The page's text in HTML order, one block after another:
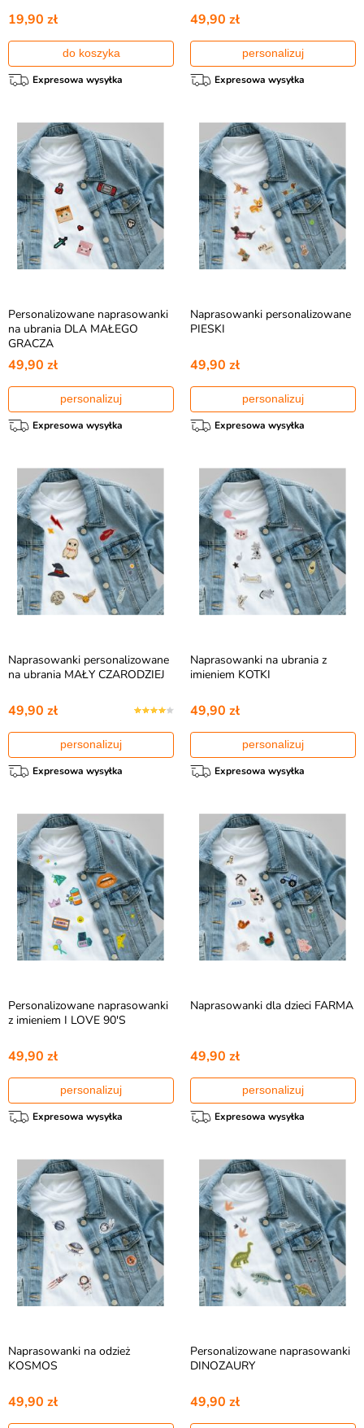
19,90 zł
do koszyka
Expresowa wysyłka
49,90 zł
personalizuj
Expresowa wysyłka
Personalizowane naprasowanki
na ubrania DLA MAŁEGO
GRACZA
49,90 zł
personalizuj
Expresowa wysyłka
Naprasowanki personalizowane
PIESKI
49,90 zł
personalizuj
Expresowa wysyłka
Naprasowanki personalizowane
na ubrania MAŁY CZARODZIEJ
49,90 zł
personalizuj
Expresowa wysyłka
Naprasowanki na ubrania z
imieniem KOTKI
49,90 zł
personalizuj
Expresowa wysyłka
Personalizowane naprasowanki
z imieniem I LOVE 90'S
49,90 zł
personalizuj
Expresowa wysyłka
Naprasowanki dla dzieci FARMA
49,90 zł
personalizuj
Expresowa wysyłka
Naprasowanki na odzież
KOSMOS
49,90 zł
Personalizowane naprasowanki
DINOZAURY
49,90 zł